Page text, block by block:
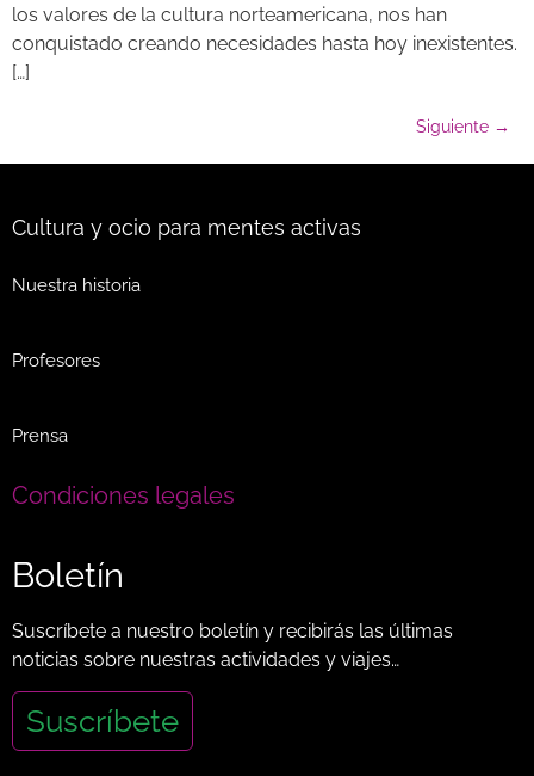
los valores de la cultura norteamericana, nos han
conquistado creando necesidades hasta hoy inexistentes.
[…]
Siguiente →
Cultura y ocio para mentes activas
Nuestra historia
Profesores
Prensa
Condiciones legales
Boletín
Suscríbete a nuestro boletín y recibirás las últimas
noticias sobre nuestras actividades y viajes…
Suscríbete